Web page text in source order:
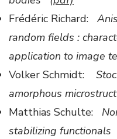
Frédéric Richard:
random fields :
application to image
Volker Schmidt:
amorphous
Matthias Schulte:
stabilizing functionals